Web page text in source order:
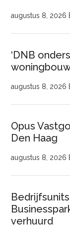
augustus 8, 2026
‘DNB
augustus 8, 2026
Opus
Den Haag
augustus 8, 2026
verhuurd